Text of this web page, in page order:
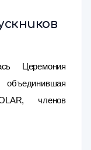
Церемония
членов